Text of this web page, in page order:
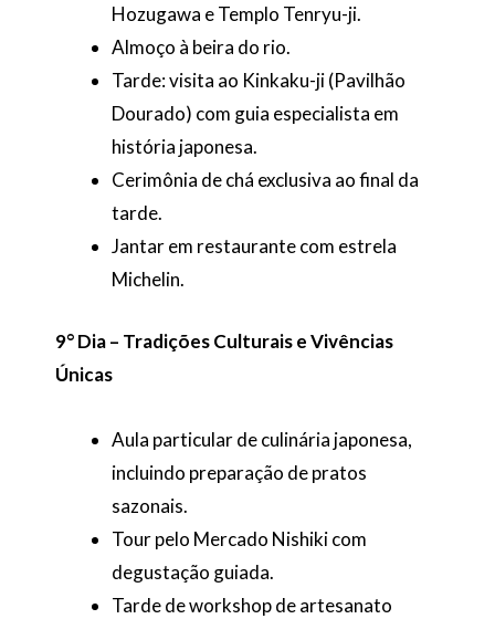
Hozugawa e Templo Tenryu-ji.
Almoço à beira do rio.
Tarde: visita ao Kinkaku-ji (Pavilhão
Dourado) com guia especialista em
história japonesa.
Cerimônia de chá exclusiva ao final da
tarde.
Jantar em restaurante com estrela
Michelin.
9°Dia – Tradições Culturais e Vivências
Únicas
Aula particular de culinária japonesa,
incluindo preparação de pratos
sazonais.
Tour pelo Mercado Nishiki com
degustação guiada.
Tarde de workshop de artesanato